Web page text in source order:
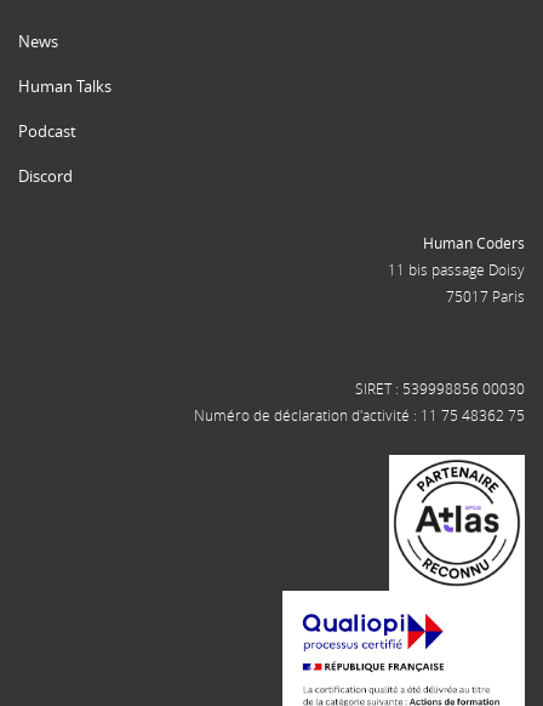
News
Human Talks
Podcast
Discord
Human Coders
11 bis passage Doisy
75017 Paris
SIRET : 539998856 00030
Numéro de déclaration d'activité : 11 75 48362 75